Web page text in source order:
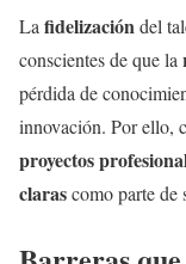
La fidelizacióndel
conscientes de que la
pérdida de
innovación. Por ello,
proyectos
clarascomo parte de